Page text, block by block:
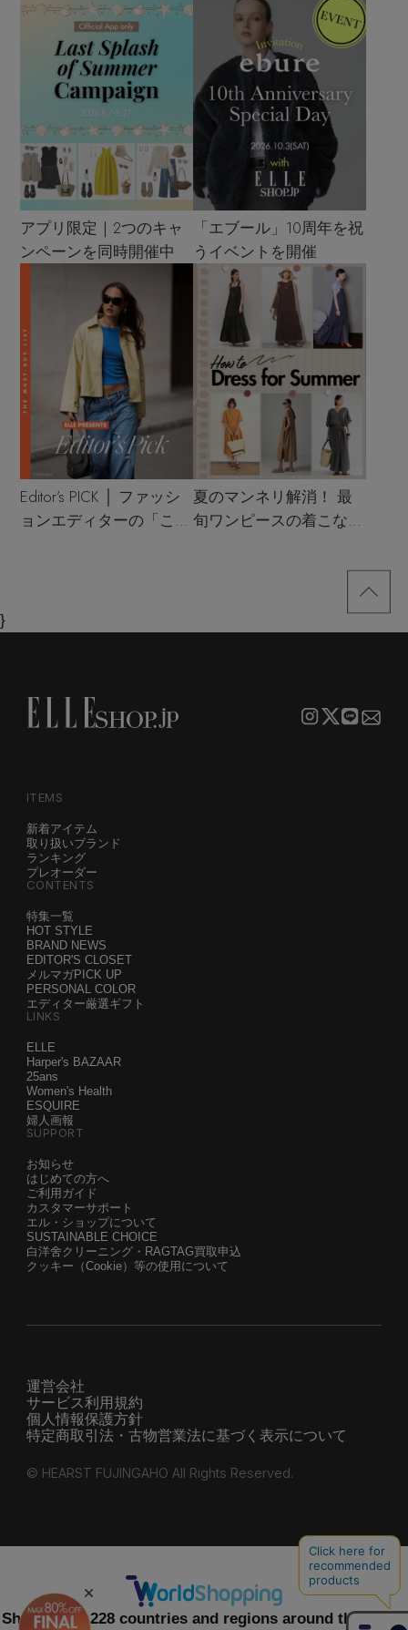
アプリ限定｜2つのキャ
ンペーンを同時開催中
「エブール」10周年を祝
うイベントを開催
Editor’s PICK │ ファッシ
ョンエディターの「これ
夏のマンネリ解消！ 最
旬ワンピースの着こなし
}
ITEMS
新着アイテム
取り扱いブランド
ランキング
プレオーダー
CONTENTS
特集一覧
HOT STYLE
BRAND NEWS
EDITOR'S CLOSET
メルマガPICK UP
PERSONAL COLOR
エディター厳選ギフト
LINKS
ELLE
Harper's BAZAAR
25ans
Women's Health
ESQUIRE
婦人画報
SUPPORT
お知らせ
はじめての方へ
ご利用ガイド
カスタマーサポート
エル・ショップについて
SUSTAINABLE CHOICE
白洋舍クリーニング・RAGTAG買取申込
クッキー（Cookie）等の使用について
運営会社
サービス利用規約
個人情報保護方針
特定商取引法・古物営業法に基づく表示について
© HEARST FUJINGAHO All Rights Reserved.
Shipping to 228 countries and regions around the world